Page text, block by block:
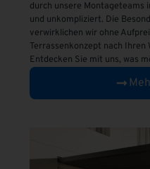
durch unsere Montageteams
und unkompliziert. Die
verwirklichen wir ohne
Terrassenkonzept nach Ihren
Entdecken Sie mit uns, was